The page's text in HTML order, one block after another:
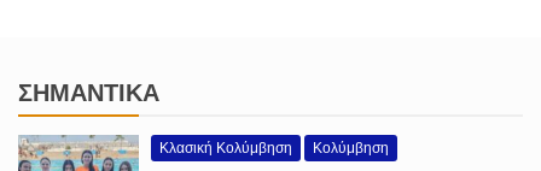
ΣΗΜΑΝΤΙΚΆ
Κλασική Κολύμβηση Κολύμβηση